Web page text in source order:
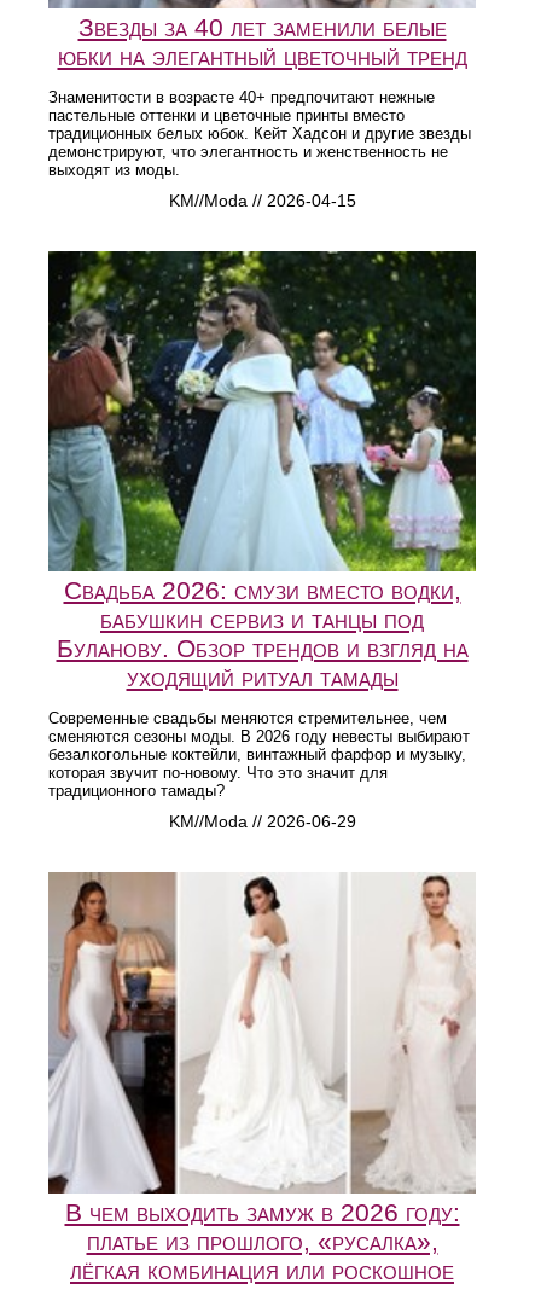
Звезды за 40 лет заменили белые
юбки на элегантный цветочный тренд
Знаменитости в возрасте 40+ предпочитают нежные
пастельные оттенки и цветочные принты вместо
традиционных белых юбок. Кейт Хадсон и другие звезды
демонстрируют, что элегантность и женственность не
выходят из моды.
KM//Moda // 2026-04-15
Свадьба 2026: смузи вместо водки,
бабушкин сервиз и танцы под
Буланову. Обзор трендов и взгляд на
уходящий ритуал тамады
Современные свадьбы меняются стремительнее, чем
сменяются сезоны моды. В 2026 году невесты выбирают
безалкогольные коктейли, винтажный фарфор и музыку,
которая звучит по-новому. Что это значит для
традиционного тамады?
KM//Moda // 2026-06-29
В чем выходить замуж в 2026 году:
платье из прошлого, «русалка»,
лёгкая комбинация или роскошное